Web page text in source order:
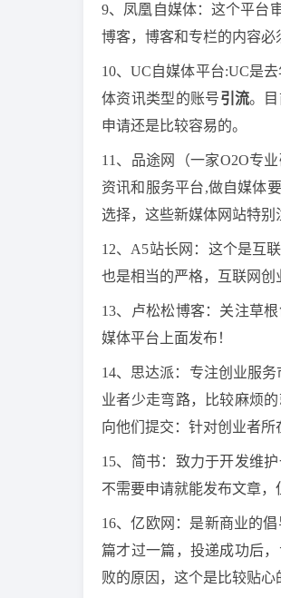
9、凤凰自媒体：这个平台
博客，博客和专栏的内容必
10、UC自媒体平台:UC是
体资讯类型的账号引流。
申请还是比较容易的。
11、品途网（一家O2O专
资讯和服务平台,做自媒体
选择，这些新媒体网站特
12、A5站长网：这个是互
也是相当的严格，互联网创
13、卢松松博客：关注草
媒体平台上面发布！
14、思达派：专注创业服
业者少走弯路，比较麻烦
向他们提交：针对创业者
15、简书：致力于开发维
不需要申请就能发布文章
16、亿欧网：是新商业的
篇才过一篇，投递成功后
败的原因，这个是比较贴心